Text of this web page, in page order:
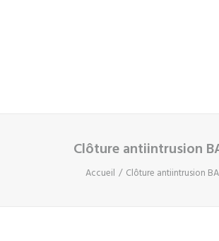
Clôture antiintrusion
Accueil Clôture antiintrusion